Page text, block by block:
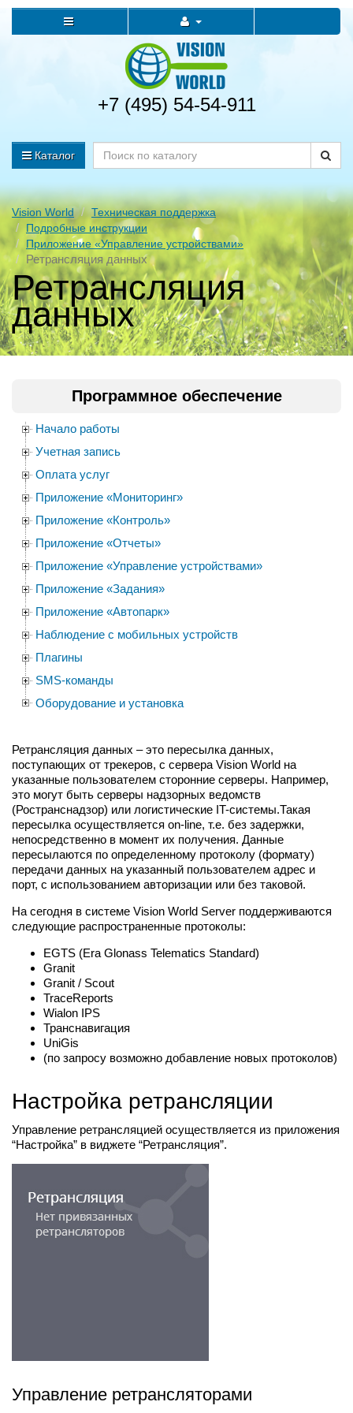
+7 (495) 54-54-911
Каталог
Vision World
Техническая поддержка
Подробные инструкции
Приложение «Управление устройствами»
Ретрансляция данных
Ретрансляция
данных
Программное обеспечение
Начало работы
Учетная запись
Оплата услуг
Приложение «Мониторинг»
Приложение «Контроль»
Приложение «Отчеты»
Приложение «Управление устройствами»
Приложение «Задания»
Приложение «Автопарк»
Наблюдение с мобильных устройств
Плагины
SMS-команды
Оборудование и установка
Ретрансляция данных – это пересылка данных,
поступающих от трекеров, с сервера Vision World на
указанные пользователем сторонние серверы. Например,
это могут быть серверы надзорных ведомств
(Ространснадзор) или логистические IT-системы.Такая
пересылка осуществляется on-line, т.е. без задержки,
непосредственно в момент их получения. Данные
пересылаются по определенному протоколу (формату)
передачи данных на указанный пользователем адрес и
порт, с использованием авторизации или без таковой.
На сегодня в системе Vision World Server поддерживаются
следующие распространенные протоколы:
EGTS (Era Glonass Telematics Standard)
Granit
Granit / Scout
TraceReports
Wialon IPS
Транснавигация
UniGis
(по запросу возможно добавление новых протоколов)
Настройка ретрансляции
Управление ретрансляцией осуществляется из приложения
“Настройка” в виджете “Ретрансляция”.
Управление ретрансляторами